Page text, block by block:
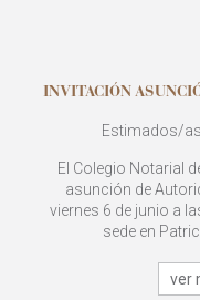
INVITACIÓN
Estimados/
El Colegio Notarial
asunción de
viernes 6 de junio a
sede en
ver